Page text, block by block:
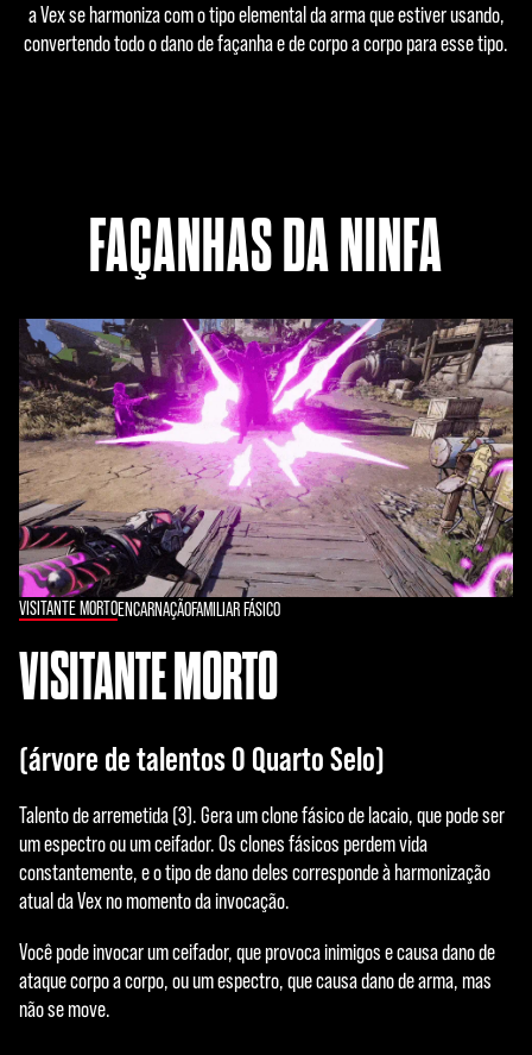
a Vex se harmoniza com o tipo elemental da arma que estiver usando,
convertendo todo o dano de façanha e de corpo a corpo para esse tipo.
FAÇANHAS DA NINFA
VISITANTE MORTOENCARNAÇÃOFAMILIAR FÁSICO
VISITANTE MORTO
(árvore de talentos O Quarto Selo)
Talento de arremetida (3). Gera um clone fásico de lacaio, que pode ser
um espectro ou um ceifador. Os clones fásicos perdem vida
constantemente, e o tipo de dano deles corresponde à harmonização
atual da Vex no momento da invocação.
Você pode invocar um ceifador, que provoca inimigos e causa dano de
ataque corpo a corpo, ou um espectro, que causa dano de arma, mas
não se move.